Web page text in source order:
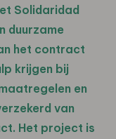
Solidaridad
duurzame
het contract
krijgen bij
en
van
Het project is